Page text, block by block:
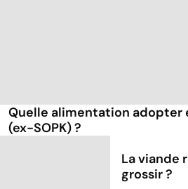
Quelle alimentation adopter
(ex-SOPK) ?
La viande
grossir ?